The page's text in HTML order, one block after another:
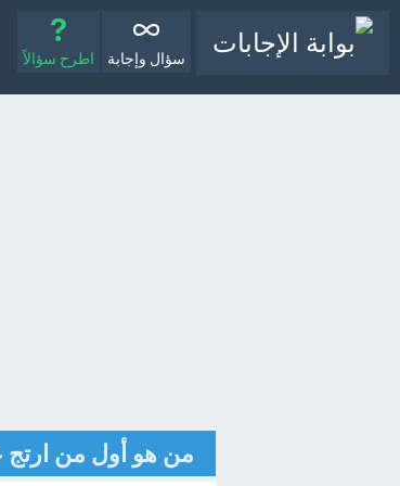
سؤال وإجابة اطرح سؤالاً
من هو أول من ارتج